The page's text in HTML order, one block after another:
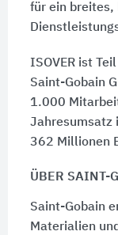
für ein breites,
ISOVER ist
Saint-Gobain
1.000
Jahresumsatz
362 Millionen
ÜBER SAINT-
Saint-Gobain
Materialien